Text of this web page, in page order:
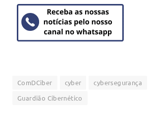
ComDCiber cyber
cybersegurança
Guardião Cibernético